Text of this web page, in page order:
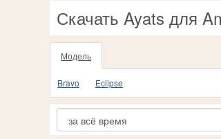
Скачать Ayats для
Модель
Bravo Eclipse